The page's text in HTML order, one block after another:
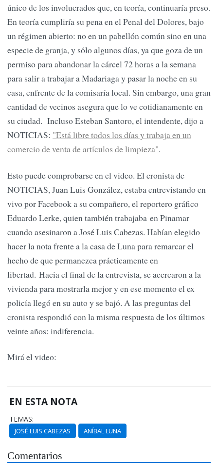
único de los involucrados que, en teoría, continuaría preso.
En teoría cumpliría su pena en el Penal del Dolores, bajo
un régimen abierto: no en un pabellón común sino en una
especie de granja, y sólo algunos días, ya que goza de un
permiso para abandonar la cárcel 72 horas a la semana
para salir a trabajar a Madariaga y pasar la noche en su
casa, enfrente de la comisaría local. Sin embargo, una gran
cantidad de vecinos asegura que lo ve cotidianamente en
su ciudad. Incluso Esteban Santoro, el intendente, dijo a
NOTICIAS: "Está libre todos los días y trabaja en un
comercio de venta de artículos de limpieza".
Esto puede comprobarse en el video. El cronista de
NOTICIAS, Juan Luis González, estaba entrevistando en
vivo por Facebook a su compañero, el reportero gráfico
Eduardo Lerke, quien también trabajaba en Pinamar
cuando asesinaron a José Luis Cabezas. Habían elegido
hacer la nota frente a la casa de Luna para remarcar el
hecho de que permanezca prácticamente en
libertad. Hacia el final de la entrevista, se acercaron a la
vivienda para mostrarla mejor y en ese momento el ex
policía llegó en su auto y se bajó. A las preguntas del
cronista respondió con la misma respuesta de los últimos
veinte años: indiferencia.
Mirá el video:
EN ESTA NOTA
TEMAS:
JOSÉ LUIS CABEZAS ANÍBAL LUNA
Comentarios